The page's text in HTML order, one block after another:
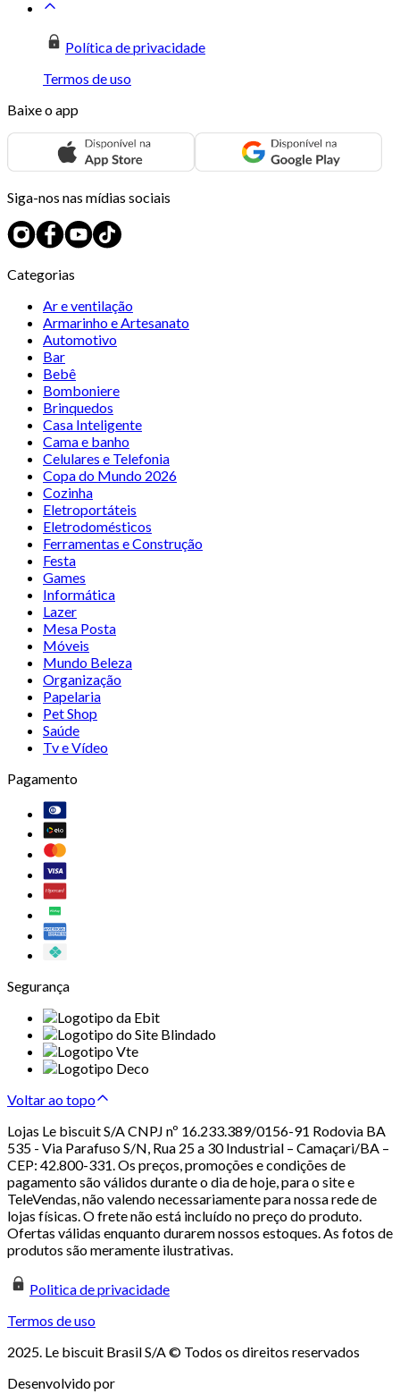
Política de privacidade
Termos de uso
Baixe o app
Siga-nos nas mídias sociais
Categorias
Ar e ventilação
Armarinho e Artesanato
Automotivo
Bar
Bebê
Bomboniere
Brinquedos
Casa Inteligente
Cama e banho
Celulares e Telefonia
Copa do Mundo 2026
Cozinha
Eletroportáteis
Eletrodomésticos
Ferramentas e Construção
Festa
Games
Informática
Lazer
Mesa Posta
Móveis
Mundo Beleza
Organização
Papelaria
Pet Shop
Saúde
Tv e Vídeo
Pagamento
Segurança
Voltar ao topo
Lojas Le biscuit S/A CNPJ nº 16.233.389/0156-91 Rodovia BA
535 - Via Parafuso S/N, Rua 25 a 30 Industrial – Camaçari/BA –
CEP: 42.800-331. Os preços, promoções e condições de
pagamento são válidos durante o dia de hoje, para o site e
TeleVendas, não valendo necessariamente para nossa rede de
lojas físicas. O frete não está incluído no preço do produto.
Ofertas válidas enquanto durarem nossos estoques. As fotos de
produtos são meramente ilustrativas.
Politica de privacidade
Termos de uso
2025. Le biscuit Brasil S/A © Todos os direitos reservados
Desenvolvido por